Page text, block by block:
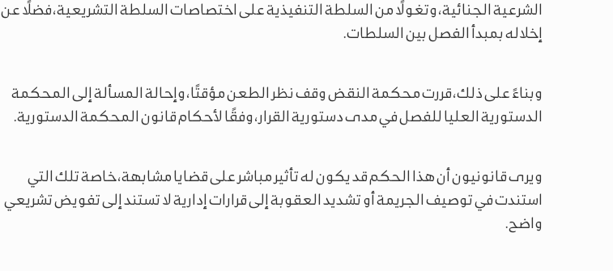
الشرعية الجنائية، وتغولًا من السلطة التنفيذية على اختصاصات السلطة التشريعية، فضلًا عن
إخلاله بمبدأ الفصل بين السلطات.
وبناءً على ذلك، قررت محكمة النقض وقف نظر الطعن مؤقتًا، وإحالة المسألة إلى المحكمة
الدستورية العليا للفصل في مدى دستورية القرار، وفقًا لأحكام قانون المحكمة الدستورية.
ويرى قانونيون أن هذا الحكم قد يكون له تأثير مباشر على قضايا مشابهة، خاصة تلك التي
استندت في توصيف الجريمة أو تشديد العقوبة إلى قرارات إدارية لا تستند إلى تفويض تشريعي
واضح.